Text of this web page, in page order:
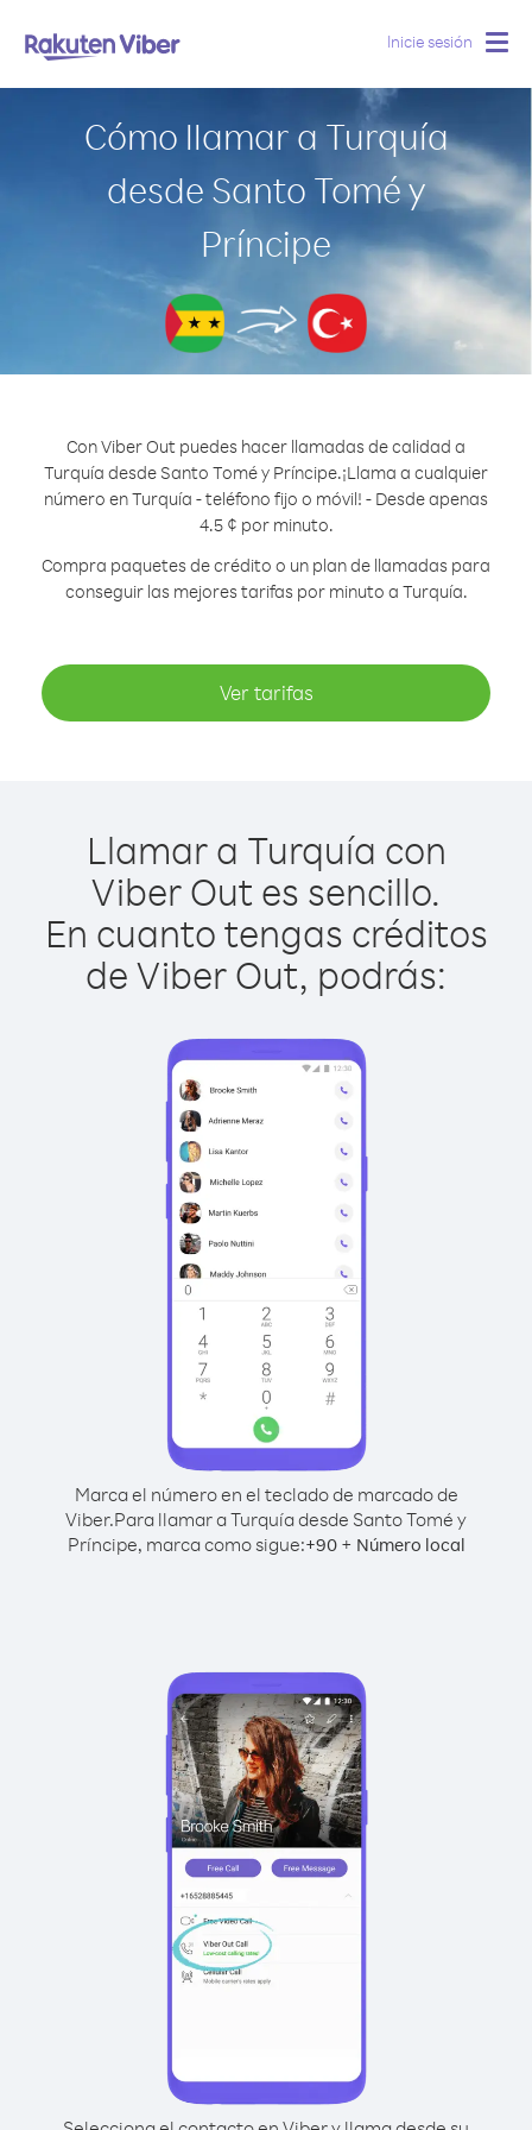
Inicie sesión
Cómo llamar a Turquía
desde Santo Tomé y
Príncipe
Con Viber Out puedes hacer llamadas de calidad a
Turquía desde Santo Tomé y Príncipe.¡Llama a cualquier
número en Turquía - teléfono fijo o móvil! - Desde apenas
4.5 ¢ por minuto.
Compra paquetes de crédito o un plan de llamadas para
conseguir las mejores tarifas por minuto a Turquía.
Ver tarifas
Llamar a Turquía con
Viber Out es sencillo.
En cuanto tengas créditos
de Viber Out, podrás:
Marca el número en el teclado de marcado de
Viber.Para llamar a Turquía desde Santo Tomé y
Príncipe, marca como sigue:+90+ Número local